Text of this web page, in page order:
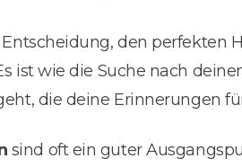
den perfekten
ist wie die Suche nach
die deine Erinnerungen
sind oft ein guter